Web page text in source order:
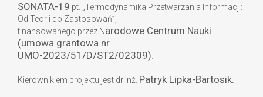
SONATA-19 pt. „Termodynamika Przetwarzania Informacji:
Od Teorii do Zastosowań”,
finansowanego przez Narodowe Centrum Nauki
(umowa grantowa nr
UMO-2023/51/D/ST2/02309)
Kierownikiem projektu jest dr inż. Patryk Lipka-Bartosik.